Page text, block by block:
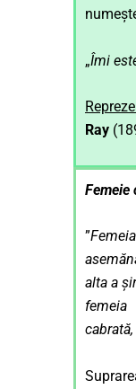
„Îmi
Ray
Femeie
”
alta a
femeia